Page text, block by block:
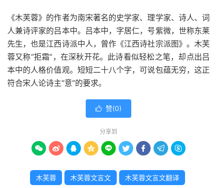
《木芙蓉》的作者为南宋著名的史学家、理学家、诗人、词
人兼诗评家的吕本中。吕本中，字居仁，号紫微，世称东莱
先生，也是江西诗派中人，曾作《江西诗社宗派图》。木芙
蓉又称“拒霜”，在深秋开花。此诗看似轻松之笔，却点出吕
本中的人格价值观。短短二十八个字，可说包蕴无穷，这正
符合宋人论诗主“意”的要求。
 赞(0)
分享到
        
木芙蓉 木芙蓉文言文 木芙蓉文言文翻译